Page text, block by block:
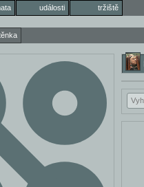
události tržiště